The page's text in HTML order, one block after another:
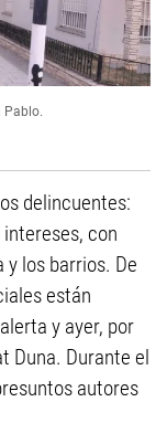
Pablo.
delincuentes:
con
los barrios. De
están
y ayer, por
Duna. Durante el
autores